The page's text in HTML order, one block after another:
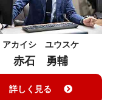
アカイシ ユウスケ
赤石 勇輔
詳しく見る